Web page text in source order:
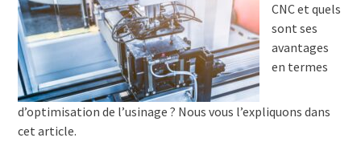
CNC et quels
sont ses
avantages
en termes
d’optimisation de l’usinage ? Nous vous l’expliquons dans
cet article.